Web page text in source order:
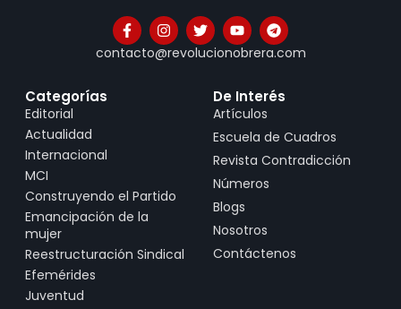
contacto@revolucionobrera.com
Categorías
Editorial
Actualidad
Internacional
MCI
Construyendo el Partido
Emancipación de la
mujer
Reestructuración Sindical
Efemérides
Juventud
De Interés
Artículos
Escuela de Cuadros
Revista Contradicción
Números
Blogs
Nosotros
Contáctenos